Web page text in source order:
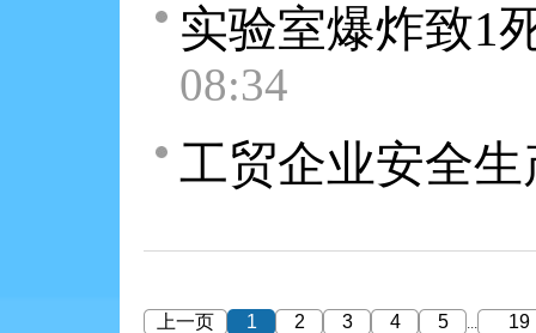
实验室爆炸致1
08:34
工贸企业安全
上一页 1 2 3 4 5 ... 19